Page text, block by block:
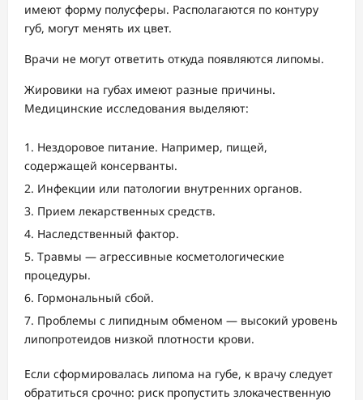
имеют форму полусферы. Располагаются по контуру
губ, могут менять их цвет.
Врачи не могут ответить откуда появляются липомы.
Жировики на губах имеют разные причины.
Медицинские исследования выделяют:
Нездоровое питание. Например, пищей,
содержащей консерванты.
Инфекции или патологии внутренних органов.
Прием лекарственных средств.
Наследственный фактор.
Травмы — агрессивные косметологические
процедуры.
Гормональный сбой.
Проблемы с липидным обменом — высокий уровень
липопротеидов низкой плотности крови.
Если сформировалась липома на губе, к врачу следует
обратиться срочно: риск пропустить злокачественную